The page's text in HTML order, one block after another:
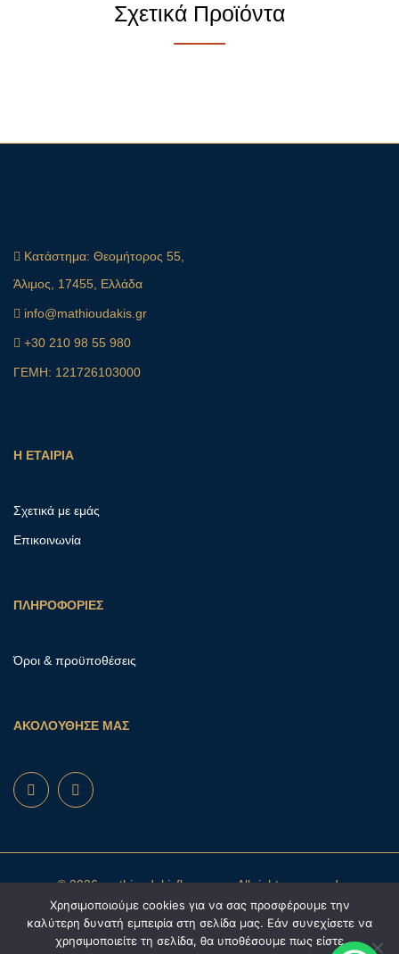
Σχετικά Προϊόντα
Κατάστημα: Θεομήτορος 55,
Άλιμος, 17455, Ελλάδα
info@mathioudakis.gr
+30 210 98 55 980
ΓΕΜΗ: 121726103000
Η ΕΤΑΙΡΙΑ
Σχετικά με εμάς
Επικοινωνία
ΠΛΗΡΟΦΟΡΙΕΣ
Όροι & προϋποθέσεις
ΑΚΟΛΟΥΘΗΣΕ ΜΑΣ
© 2026 mathioudakisflowers.gr. All rights reserved.
Χρησιμοποιούμε cookies για να σας προσφέρουμε την
καλύτερη δυνατή εμπειρία στη σελίδα μας. Εάν συνεχίσετε να
χρησιμοποιείτε τη σελίδα, θα υποθέσουμε πως είστε